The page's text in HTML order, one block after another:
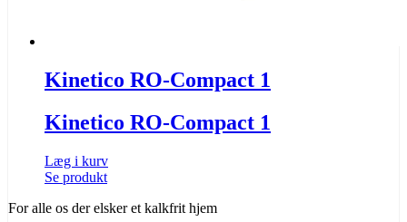
Kinetico RO-Compact 1
Kinetico RO-Compact 1
Læg i kurv
Se produkt
For alle os der elskeret kalkfrit hjem